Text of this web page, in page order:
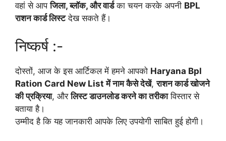
वहां से आपजिला, ब्लॉक, और वार्डका चयन करके अपनी BPL
राशन कार्ड लिस्टदेख सकते हैं।
निष्कर्ष :-
दोस्तों, आज के इस आर्टिकल में हमने आपको Haryana Bpl
Ration Card New List में नाम कैसे देखें,राशन कार्ड खोजने
की प्रक्रिया, औरलिस्ट डाउनलोड करने का तरीकाविस्तार से
बताया है।
उम्मीद है कि यह जानकारी आपके लिए उपयोगी साबित हुई होगी।